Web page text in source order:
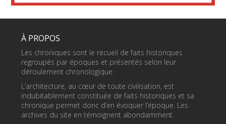
À PROPOS
Les chroniques sont le recueil de faits historiques
regroupés par époques et présentés selon leur
déroulement chronologique.
L’architecture, au cœur de toute civilisation, est
indubitablement constituée de faits historiques et sa
chronique permet donc d’en évoquer l’époque. Les
archives du site en témoignent abondamment.